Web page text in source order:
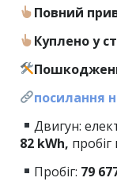
Повний
Куплено у
посилання
Двигун:
82 kWh, пробіг
Пробіг: 79